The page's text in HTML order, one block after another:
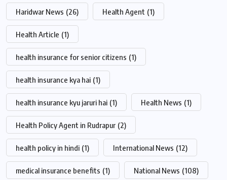
Haridwar News (26) Health Agent (1)
Health Article (1)
health insurance for senior citizens (1)
health insurance kya hai (1)
health insurance kyu jaruri hai (1) Health News (1)
Health Policy Agent in Rudrapur (2)
health policy in hindi (1) International News (12)
medical insurance benefits (1) National News (108)